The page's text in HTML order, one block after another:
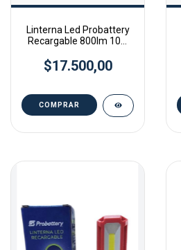
Linterna Led Probattery
Recargable 800lm 10w
$17.500,00